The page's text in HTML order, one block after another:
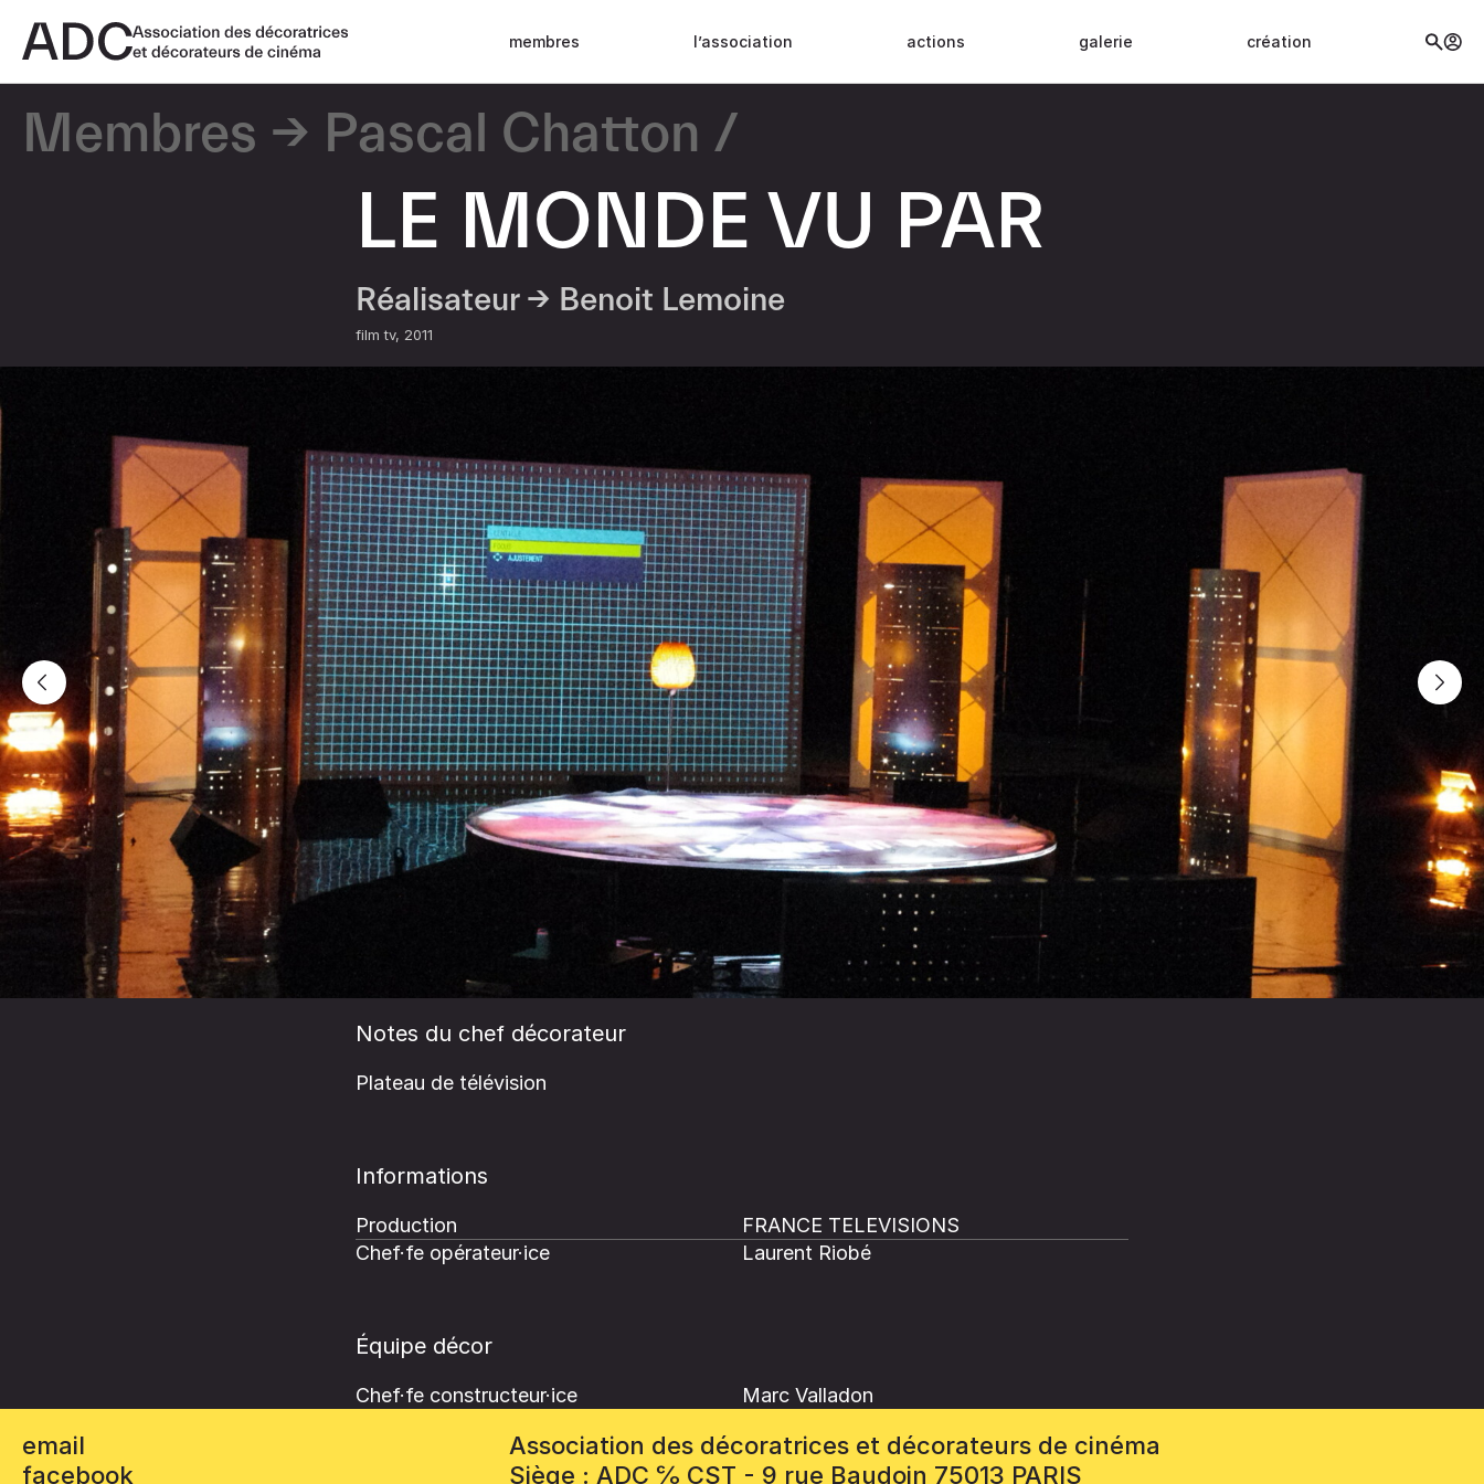
membres l’association actions galerie création
Membres Pascal Chatton
LE MONDE VU PAR
Réalisateur → Benoit Lemoine
film tv 2011
Notes du chef décorateur
Plateau de télévision
Informations
Production
FRANCE TELEVISIONS
Chef·fe opérateur·ice
Laurent Riobé
Équipe décor
Chef·fe constructeur·ice Marc Valladon
email
facebook
Association des décoratrices et décorateurs de cinéma
Siège : ADC ℅ CST - 9 rue Baudoin 75013 PARIS